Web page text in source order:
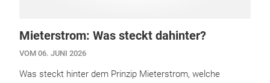
Mieterstrom: Was steckt dahinter?
VOM 06. JUNI 2026
Was steckt hinter dem Prinzip Mieterstrom, welche